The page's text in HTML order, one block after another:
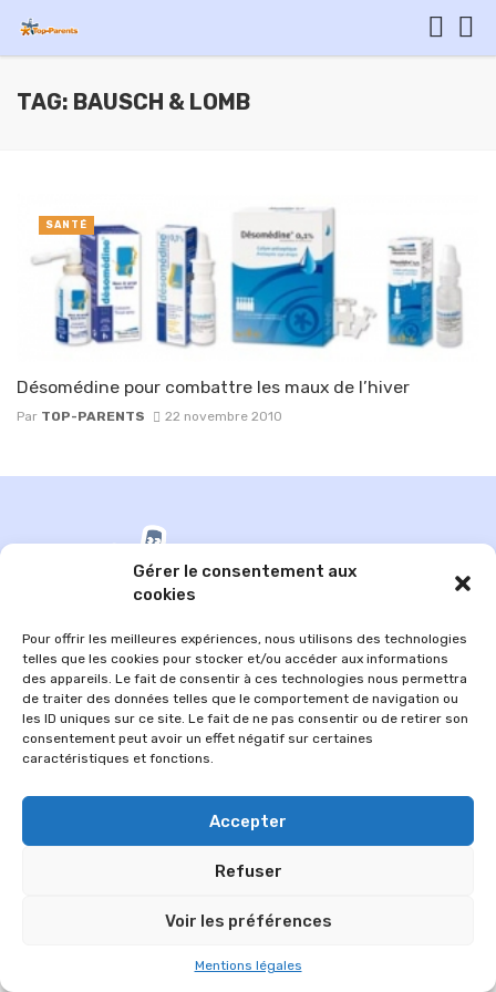
Gérer le consentement aux
cookies
Pour offrir les meilleures expériences, nous utilisons des technologies
telles que les cookies pour stocker et/ou accéder aux informations
des appareils. Le fait de consentir à ces technologies nous permettra
de traiter des données telles que le comportement de navigation ou
les ID uniques sur ce site. Le fait de ne pas consentir ou de retirer son
consentement peut avoir un effet négatif sur certaines
caractéristiques et fonctions.
Accepter
Refuser
Voir les préférences
Mentions légales
TAG: BAUSCH & LOMB
Désomédine pour combattre les maux de l’hiver
Par TOP-PARENTS 22 novembre 2010
SANTÉ
© 2026 Im-presse. Tous droits réservés.